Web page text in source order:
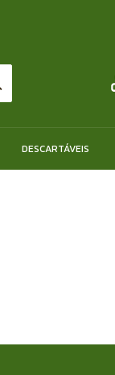
DESCARTÁVEIS